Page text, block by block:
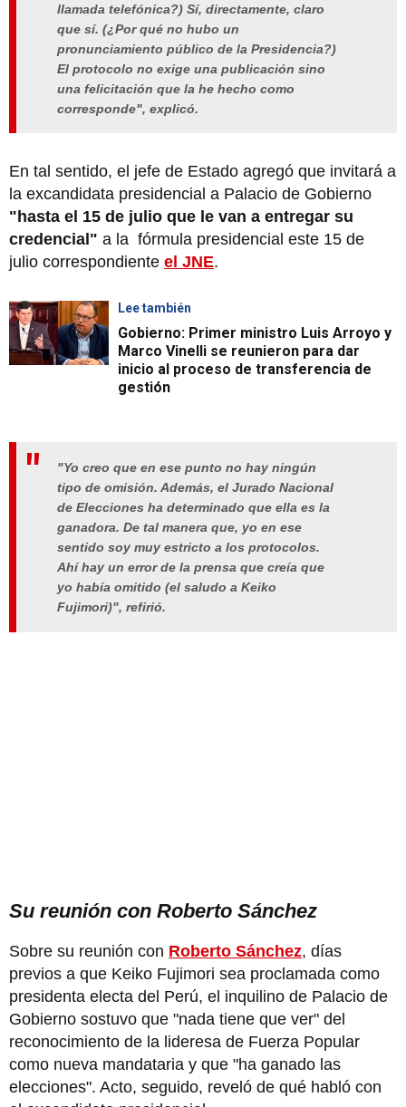
llamada telefónica?) Sí, directamente, claro
que sí. (¿Por qué no hubo un
pronunciamiento público de la Presidencia?)
El protocolo no exige una publicación sino
una felicitación que la he hecho como
corresponde", explicó.
En tal sentido, el jefe de Estado agregó que invitará a
la excandidata presidencial a Palacio de Gobierno
"hasta el 15 de julio que le van a entregar su
credencial" a la fórmula presidencial este 15 de
julio correspondiente el JNE.
Lee también
Gobierno: Primer ministro Luis Arroyo y
Marco Vinelli se reunieron para dar
inicio al proceso de transferencia de
gestión
"Yo creo que en ese punto no hay ningún
tipo de omisión. Además, el Jurado Nacional
de Elecciones ha determinado que ella es la
ganadora. De tal manera que, yo en ese
sentido soy muy estricto a los protocolos.
Ahí hay un error de la prensa que creía que
yo había omitido (el saludo a Keiko
Fujimori)", refirió.
Su reunión con Roberto Sánchez
Sobre su reunión con Roberto Sánchez, días
previos a que Keiko Fujimori sea proclamada como
presidenta electa del Perú, el inquilino de Palacio de
Gobierno sostuvo que "nada tiene que ver" del
reconocimiento de la lideresa de Fuerza Popular
como nueva mandataria y que "ha ganado las
elecciones". Acto, seguido, reveló de qué habló con